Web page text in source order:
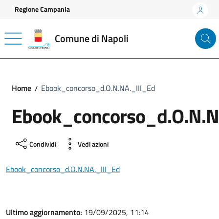
Vai ai contenuti
Vai al footer
Regione Campania
Comune di Napoli
Home Ebook_concorso_d.O.N.NA._III_Ed
Condividi Vedi azioni
Ebook_concorso_d.O.N.NA._III_Ed
Ultimo aggiornamento: 19/09/2025, 11:14